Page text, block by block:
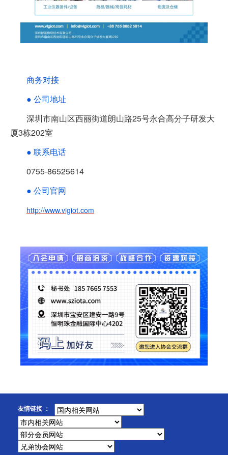
商务对接
● 公司地址
深圳市南山区西丽街道朗山路25号永合高分子研发大
厦3栋202室
● 联系电话
0755-86525614
● 公司官网
http://www.vigiot.com
友情链接 ：